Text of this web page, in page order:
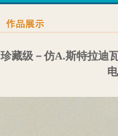
珍藏级－仿A.斯特拉迪